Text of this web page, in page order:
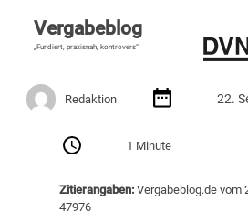
Vergabeblog
„Fundiert, praxisnah, kontrovers“
Redaktion 22.
1 Minute
Zitierangaben:Vergabeblog.de vom
47976